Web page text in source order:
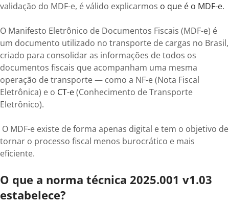
validação do MDF-e, é válido explicarmos o que é o MDF-e.
O Manifesto Eletrônico de Documentos Fiscais (MDF-e) é
um documento utilizado no transporte de cargas no Brasil,
criado para consolidar as informações de todos os
documentos fiscais que acompanham uma mesma
operação de transporte — como a NF-e (Nota Fiscal
Eletrônica) e o CT-e(Conhecimento de Transporte
Eletrônico).
O MDF-e existe de forma apenas digital e tem o objetivo de
tornar o processo fiscal menos burocrático e mais
eficiente.
O que a norma técnica 2025.001 v1.03
estabelece?